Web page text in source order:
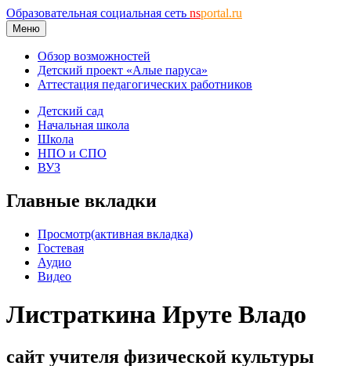
Образовательная социальная сеть nsportal.ru
Меню
Обзор возможностей
Детский проект «Алые паруса»
Аттестация педагогических работников
Детский сад
Начальная школа
Школа
НПО и СПО
ВУЗ
Главные вкладки
Просмотр(активная вкладка)
Гостевая
Аудио
Видео
Листраткина Ируте Владо
сайт учителя физической культуры